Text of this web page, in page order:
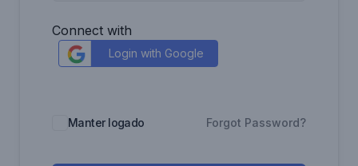
Connect with
Login with Google
Manter logado Forgot Password?